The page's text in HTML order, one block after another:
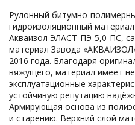
Рулонный битумно-
гидроизоляционный
Акваизол ЭЛАСТ-ПЭ-5,0-ПС,
материал Завода
2016 года. Благодаря
вяжущего, материал имеет
эксплуатационные
устойчивую репутацию
Армирующая основа из
и старению. Верхний слой